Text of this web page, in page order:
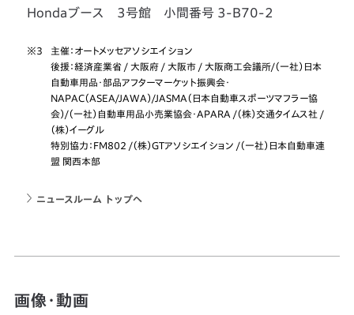
Hondaブース 3号館 小間番号 3-B70-2
※3
主催：オートメッセアソシエイション
後援：経済産業省 / 大阪府 / 大阪市 / 大阪商工会議所/（一社）日本
自動車用品・部品アフターマーケット振興会・
NAPAC（ASEA/JAWA）/JASMA（日本自動車スポーツマフラー協
会）/（一社）自動車用品小売業協会・APARA /（株）交通タイムス社 /
（株）イーグル
特別協力：FM802 /（株）GTアソシエイション /（一社）日本自動車連
盟 関西本部
ニュースルーム トップへ
画像・動画